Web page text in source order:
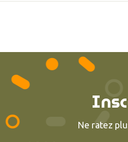
Ne ratez